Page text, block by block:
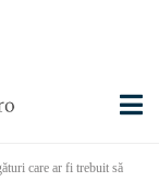
care ar fi trebuit să